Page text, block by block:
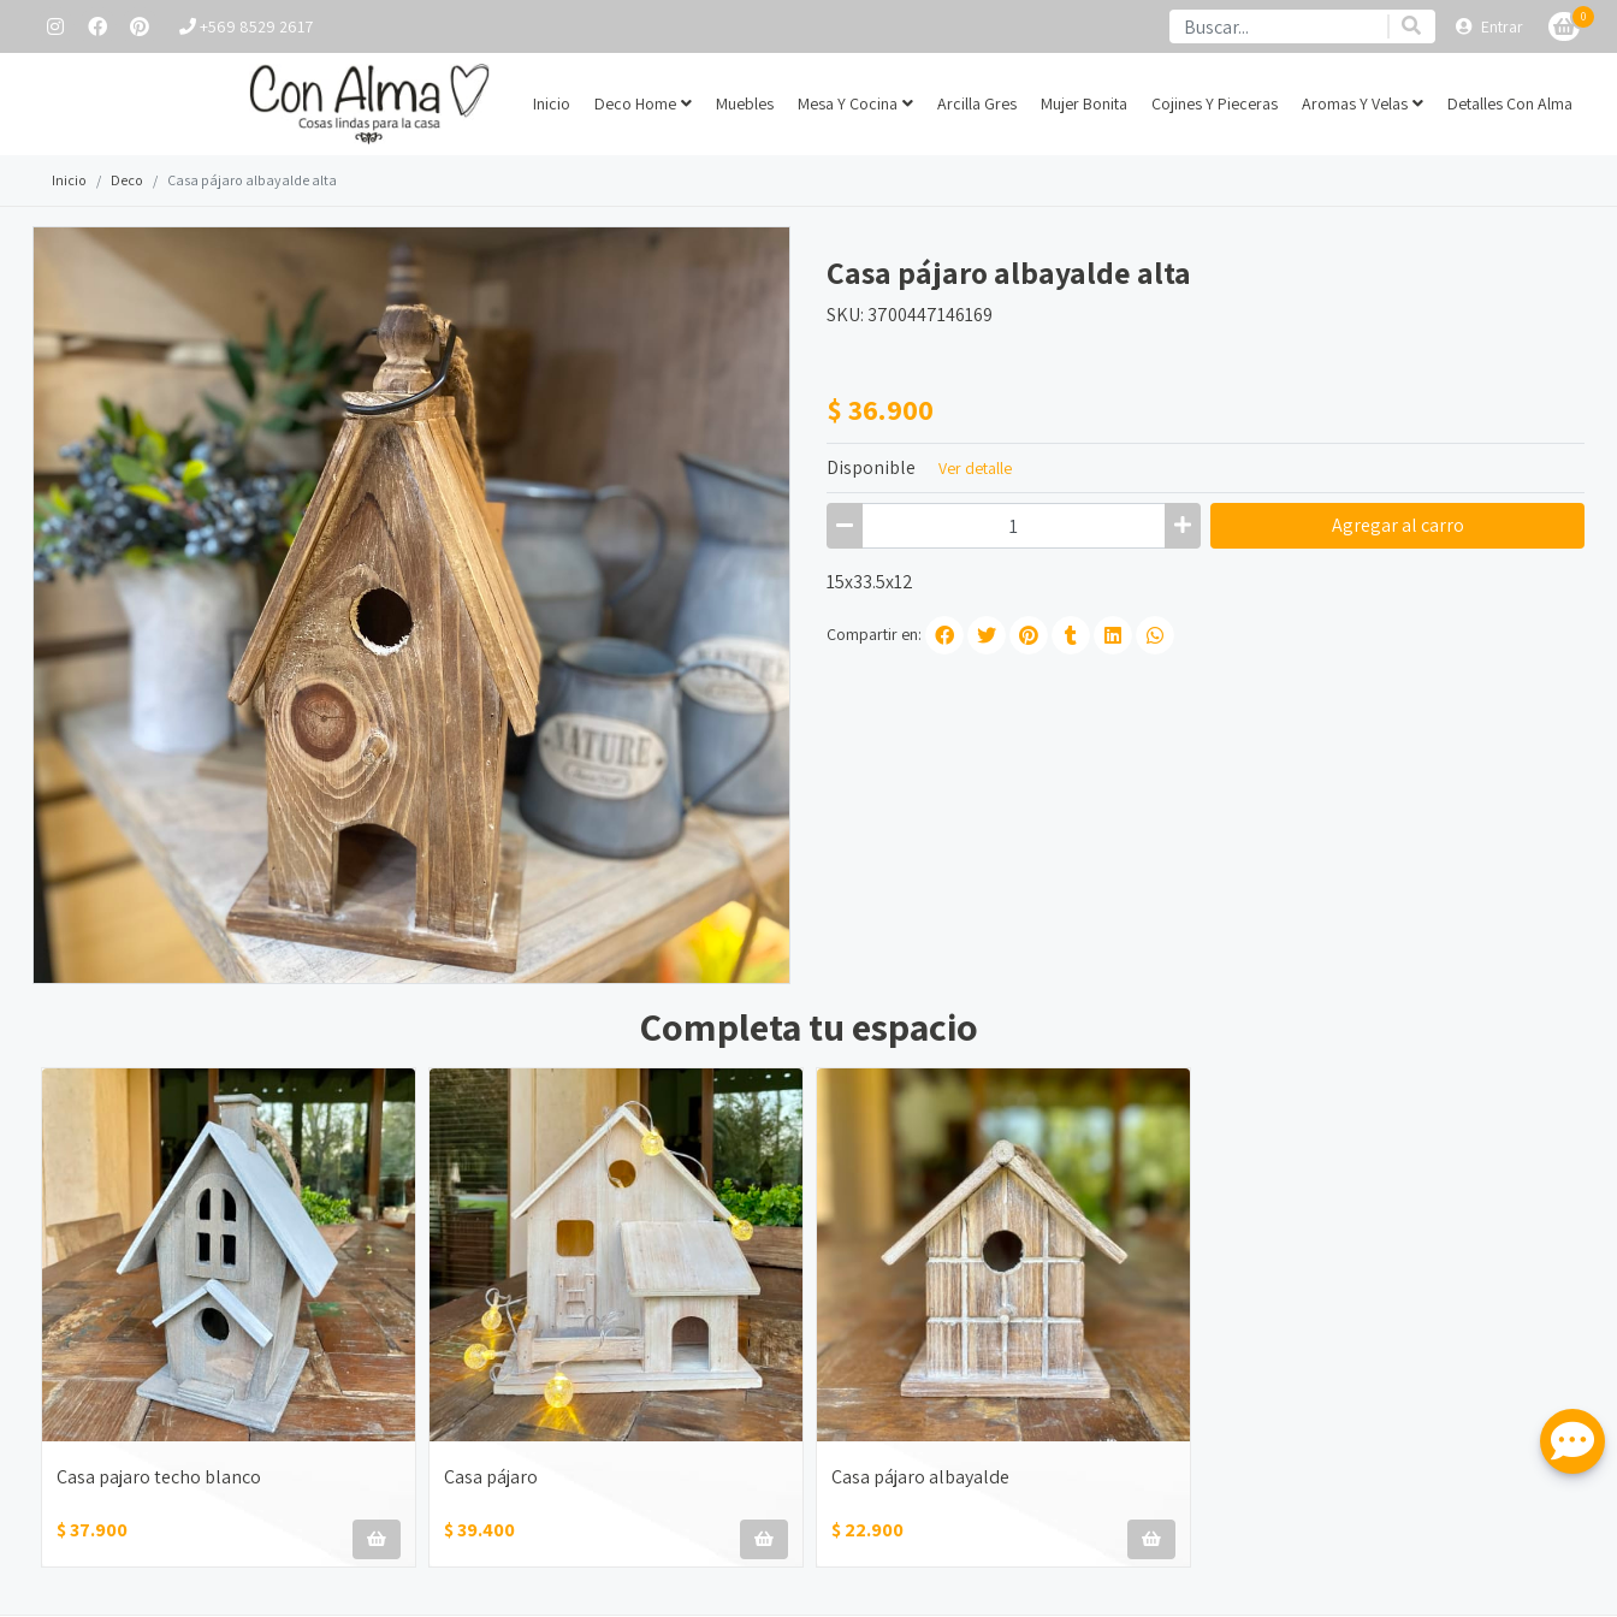
+569 8529 2617 Entrar 0
Inicio Deco Home Muebles Mesa Y Cocina Arcilla Gres Mujer Bonita Cojines Y Pieceras Aromas Y Velas Detalles Con Alma
Inicio Deco Casa pájaro albayalde alta
Casa pájaro albayalde alta
SKU: 3700447146169
$ 36.900
Disponible Ver detalle
Agregaral carro
15x33.5x12
Compartir en:
Completa tu espacio
Casa pajaro techo blanco
$ 37.900
Casa pájaro
$ 39.400
Casa pájaro albayalde
$ 22.900